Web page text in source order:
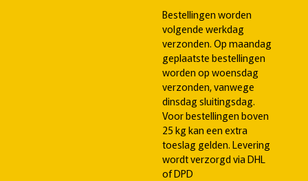
Bestellingen worden
volgende werkdag
verzonden. Op maandag
geplaatste bestellingen
worden op woensdag
verzonden, vanwege
dinsdag sluitingsdag.
Voor bestellingen boven
25 kg kan een extra
toeslag gelden. Levering
wordt verzorgd via DHL
of DPD